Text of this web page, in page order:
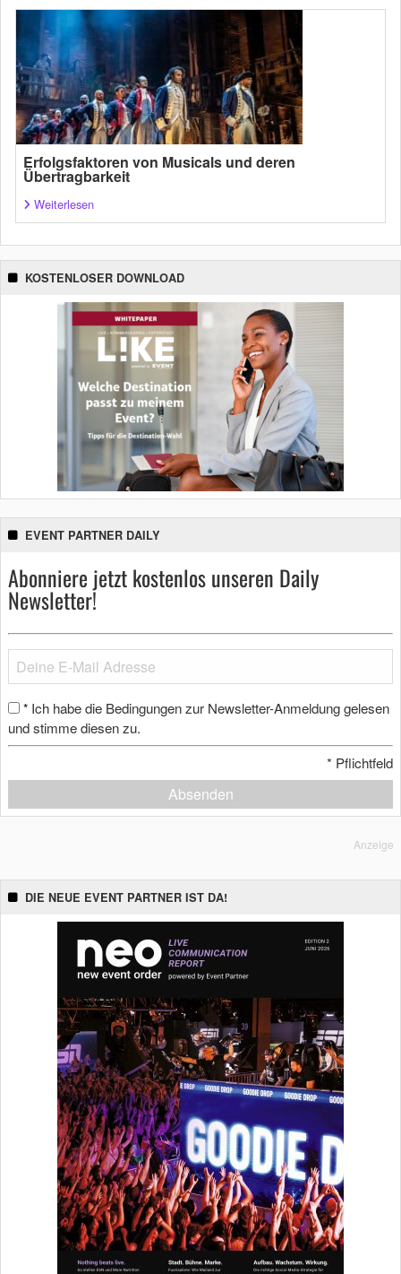
Erfolgsfaktoren von Musicals und deren
Übertragbarkeit
Weiterlesen
KOSTENLOSER DOWNLOAD
EVENT PARTNER DAILY
Abonniere jetzt kostenlos unseren Daily
Newsletter!
* Ich habe die Bedingungen zur Newsletter-Anmeldung gelesen
und stimme diesen zu.
* Pflichtfeld
Absenden
Anzeige
DIE NEUE EVENT PARTNER IST DA!